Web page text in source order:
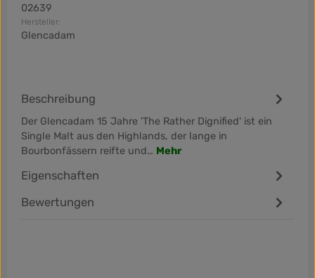
02639
Hersteller:
Glencadam
Beschreibung
Der Glencadam 15 Jahre 'The Rather Dignified' ist ein
Single Malt aus den Highlands, der lange in
Bourbonfässern reifte und… Mehr
Eigenschaften
Bewertungen